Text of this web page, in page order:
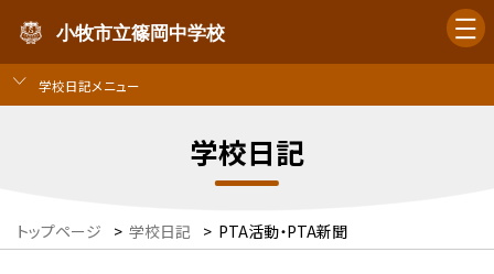
小牧市立篠岡中学校
学校日記メニュー
学校日記
トップページ > 学校日記 > PTA活動・PTA新聞